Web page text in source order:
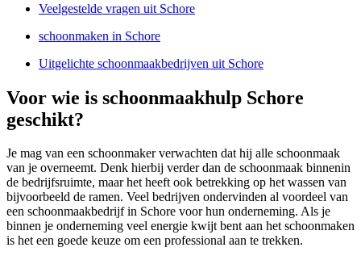
Veelgestelde vragen uit Schore
schoonmaken in Schore
Uitgelichte schoonmaakbedrijven uit Schore
Voor wie is schoonmaakhulp Schore
geschikt?
Je mag van een schoonmaker verwachten dat hij alle schoonmaak
van je overneemt. Denk hierbij verder dan de schoonmaak binnenin
de bedrijfsruimte, maar het heeft ook betrekking op het wassen van
bijvoorbeeld de ramen. Veel bedrijven ondervinden al voordeel van
een schoonmaakbedrijf in Schore voor hun onderneming. Als je
binnen je onderneming veel energie kwijt bent aan het schoonmaken
is het een goede keuze om een professional aan te trekken.